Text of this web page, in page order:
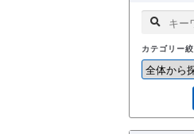
カテゴリー